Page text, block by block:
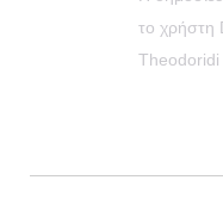
το χρήστη